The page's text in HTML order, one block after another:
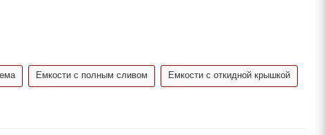
Емкости с полным сливом Емкости с откидной крышкой